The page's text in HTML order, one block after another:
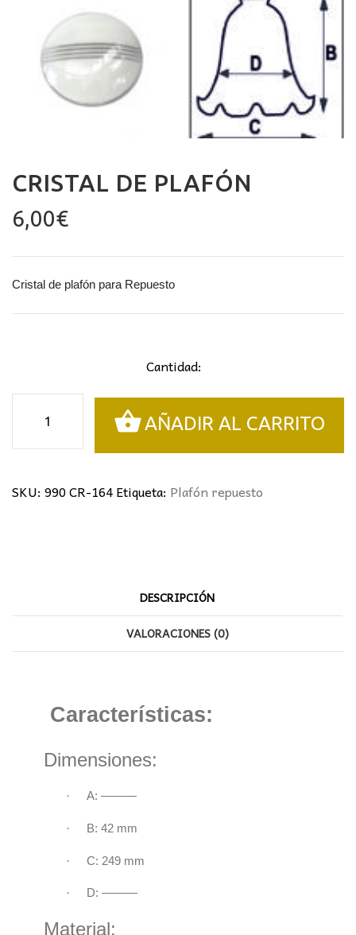
CRISTAL DE PLAFÓN
6,00€
Cristal de plafón para Repuesto
Cantidad:
plafón
AÑADIR AL CARRITO
SKU: 990 CR-164Etiqueta: Plafón repuesto
DESCRIPCIÓN
VALORACIONES (0)
Características:
Dimensiones:
· A: ———
· B: 42 mm
· C: 249 mm
· D: ———
Material: